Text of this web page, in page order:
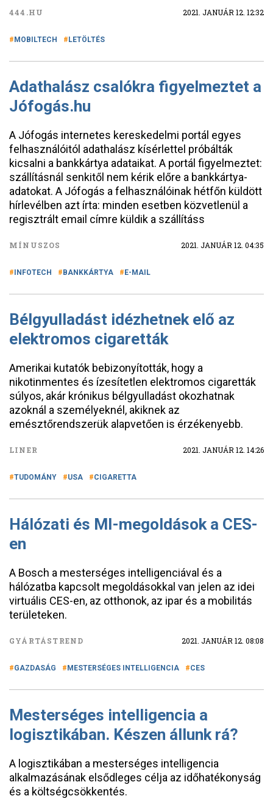
444.HU 2021. JANUÁR 12. 12:32
MOBILTECH LETÖLTÉS
Adathalász csalókra figyelmeztet a
Jófogás.hu
A Jófogás internetes kereskedelmi portál egyes
felhasználóitól adathalász kísérlettel próbálták
kicsalni a bankkártya adataikat. A portál figyelmeztet:
szállításnál senkitől nem kérik előre a bankkártya-
adatokat. A Jófogás a felhasználóinak hétfőn küldött
hírlevélben azt írta: minden esetben közvetlenül a
regisztrált email címre küldik a szállításs
MÍNUSZOS 2021. JANUÁR 12. 04:35
INFOTECH BANKKÁRTYA E-MAIL
Bélgyulladást idézhetnek elő az
elektromos cigaretták
Amerikai kutatók bebizonyították, hogy a
nikotinmentes és ízesítetlen elektromos cigaretták
súlyos, akár krónikus bélgyulladást okozhatnak
azoknál a személyeknél, akiknek az
emésztőrendszerük alapvetően is érzékenyebb.
LINER 2021. JANUÁR 12. 14:26
TUDOMÁNY USA CIGARETTA
Hálózati és MI-megoldások a CES-
en
A Bosch a mesterséges intelligenciával és a
hálózatba kapcsolt megoldásokkal van jelen az idei
virtuális CES-en, az otthonok, az ipar és a mobilitás
területeken.
GYÁRTÁSTREND 2021. JANUÁR 12. 08:08
GAZDASÁG MESTERSÉGES INTELLIGENCIA CES
Mesterséges intelligencia a
logisztikában. Készen állunk rá?
A logisztikában a mesterséges intelligencia
alkalmazásának elsődleges célja az időhatékonyság
és a költségcsökkentés.